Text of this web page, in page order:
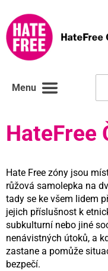
Menu
HateFree
Hate Free zóny jsou
růžová samolepka na
tady se ke všem lidem
jejich příslušnost k
subkulturní nebo jiné
nenávistných útoků, a
zastane a pomůže
bezpečí.